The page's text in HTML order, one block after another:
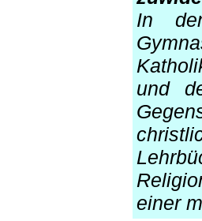
In
und
einer